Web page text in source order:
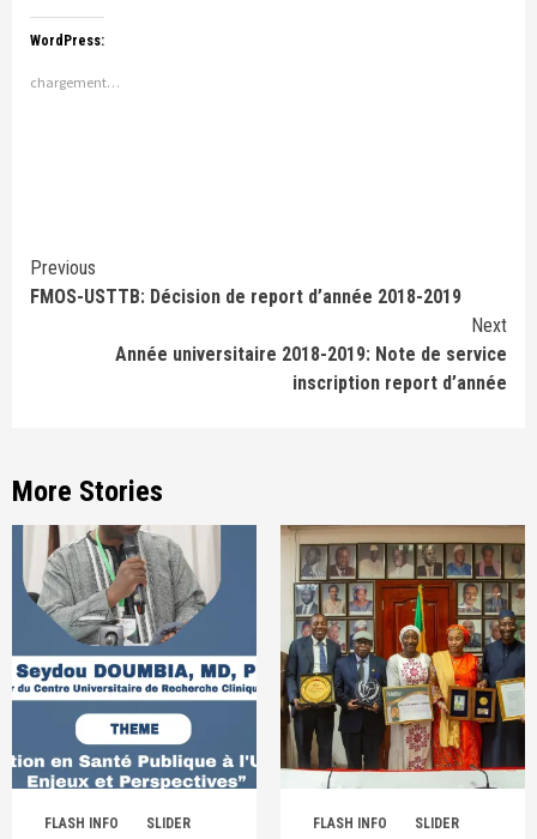
WordPress:
chargement…
Continue
Reading
Previous
FMOS-USTTB: Décision de report d’année 2018-2019
Next
Année universitaire 2018-2019: Note de service
inscription report d’année
More Stories
FLASH INFO SLIDER FLASH INFO SLIDER